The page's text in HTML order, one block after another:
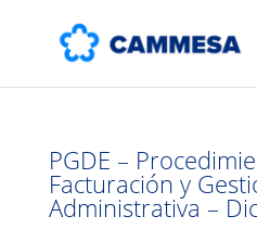
PGDE –
Facturación y
Administrativa –